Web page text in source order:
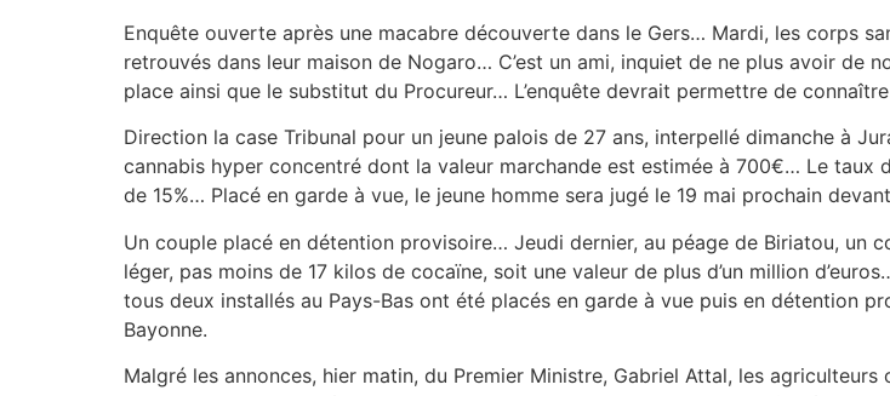
Enquête ouverte après une macabre découverte dans le Gers… Mardi, les corps
retrouvés dans leur maison de Nogaro… C’est un ami, inquiet de ne plus avoir de
place ainsi que le substitut du Procureur… L’enquête devrait permettre de
Direction la case Tribunal pour un jeune palois de 27 ans, interpellé dimanche à
cannabis hyper concentré dont la valeur marchande est estimée à 700€… Le taux
de 15%… Placé en garde à vue, le jeune homme sera jugé le 19 mai prochain
Un couple placé en détention provisoire… Jeudi dernier, au péage de Biriatou, un
léger, pas moins de 17 kilos de cocaïne, soit une valeur de plus d’un million
tous deux installés au Pays-Bas ont été placés en garde à vue puis en détention
Bayonne.
Malgré les annonces, hier matin, du Premier Ministre, Gabriel Attal, les